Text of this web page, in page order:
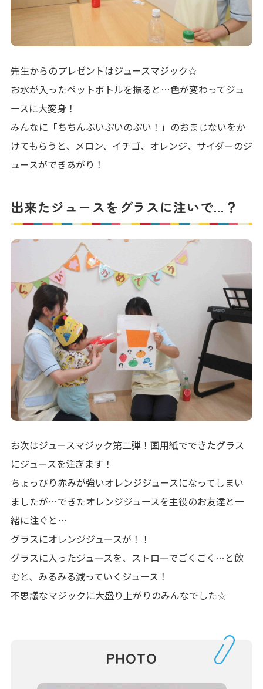
先生からのプレゼントはジュースマジック☆
お水が入ったペットボトルを振ると…色が変わってジュ
ースに大変身！
みんなに「ちちんぷいぷいのぷい！」のおまじないをか
けてもらうと、メロン、イチゴ、オレンジ、サイダーのジ
ュースができあがり！
出来たジュースをグラスに注いで…？
お次はジュースマジック第二弾！画用紙でできたグラス
にジュースを注ぎます！
ちょっぴり赤みが強いオレンジジュースになってしまい
ましたが…できたオレンジジュースを主役のお友達と一
緒に注ぐと…
グラスにオレンジジュースが！！
グラスに入ったジュースを、ストローでごくごく…と飲
むと、みるみる減っていくジュース！
不思議なマジックに大盛り上がりのみんなでした☆
PHOTO